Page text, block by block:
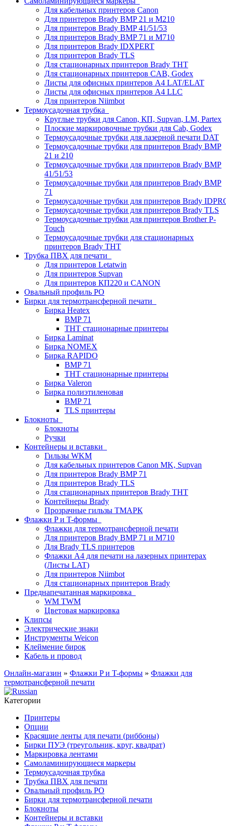
Для кабельных принтеров Canon
Для принтеров Brady BMP 21 и M210
Для принтеров Brady BMP 41/51/53
Для принтеров Brady BMP 71 и M710
Для принтеров Brady IDXPERT
Для принтеров Brady TLS
Для стационарных принтеров Brady THT
Для стационарных принтеров CAB, Godex
Листы для офисных принтеров А4 LAT/ELAT
Листы для офисных принтеров А4 LLC
Для принтеров Niimbot
Термоусадочная трубка
Круглые трубки для Canon, КП, Supvan, LM, Partex
Плоские маркировочные трубки для Cab, Godex
Термоусадочные трубки для лазерной печати DAT
Термоусадочные трубки для принтеров Brady BMP
21 и 210
Термоусадочные трубки для принтеров Brady BMP
41/51/53
Термоусадочные трубки для принтеров Brady BMP
71
Термоусадочные трубки для принтеров Brady
Термоусадочные трубки для принтеров Brady TLS
Термоусадочные трубки для принтеров Brother P-
Touch
Термоусадочные трубки для стационарных
принтеров Brady THT
Трубка ПВХ для печати
Для принтеров Letatwin
Для принтеров Supvan
Для принтеров КП220 и CANON
Овальный профиль PO
Бирки для термотрансферной печати
Бирка Heatex
BMP 71
THT стационарные принтеры
Бирка Laminat
Бирка NOMEX
Бирка RAPIDO
BMP 71
THT стационарные принтеры
Бирка Valeron
Бирка полиэтиленовая
BMP 71
TLS принтеры
Блокноты
Блокноты
Ручки
Контейнеры и вставки
Гильзы WKM
Для кабельных принтеров Canon MK, Supvan
Для принтеров Brady BMP 71
Для принтеров Brady TLS
Для стационарных принтеров Brady THT
Контейнеры Brady
Прозрачные гильзы ТМАРК
Флажки P и T-формы
Флажки для термотрансферной печати
Для принтеров Brady BMP 71 и M710
Для Brady TLS принтеров
Флажки A4 для печати на лазерных принтерах
(Листы LAT)
Для принтеров Niimbot
Для стационарных принтеров Brady
Преднапечатанная маркировка
WM TWM
Цветовая маркировка
Клипсы
Электрические знаки
Инструменты Weicon
Клеймение бирок
Кабель и провод
Онлайн-магазин » Флажки P и T-формы » Флажки для
термотрансферной печати
Категории
Принтеры
Опции
Красящие ленты для печати (риббоны)
Бирки ПУЭ (треугольник, круг, квадрат)
Маркировка лентами
Самоламинирующиеся маркеры
Термоусадочная трубка
Трубка ПВХ для печати
Овальный профиль PO
Бирки для термотрансферной печати
Блокноты
Контейнеры и вставки